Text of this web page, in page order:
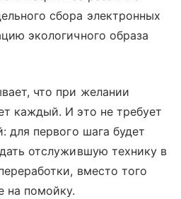
сбора электронных
экологичного образа
что при желании
каждый. И это не требует
для первого шага будет
отслужившую технику в
вместо того
на помойку.